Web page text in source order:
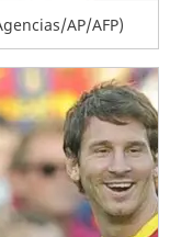
AP/AFP)